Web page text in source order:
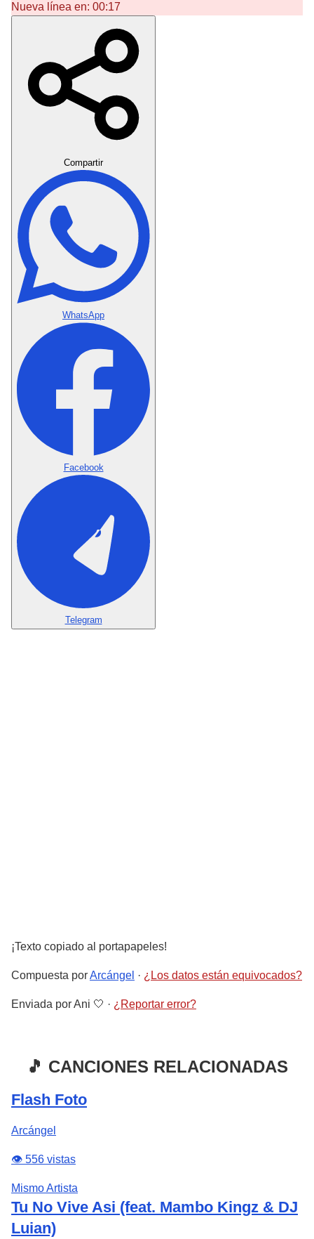
Nueva línea en: 00:17
Compartir
WhatsApp
Facebook
Telegram
¡Texto copiado al portapapeles!
Compuesta porArcángel · ¿Los datos están equivocados?
Enviada porAni 🤍 · ¿Reportar error?
🎵 CANCIONES RELACIONADAS
Flash Foto
Arcángel
👁️ 556 vistas
Mismo Artista
Tu No Vive Asi (feat. Mambo Kingz & DJ
Luian)